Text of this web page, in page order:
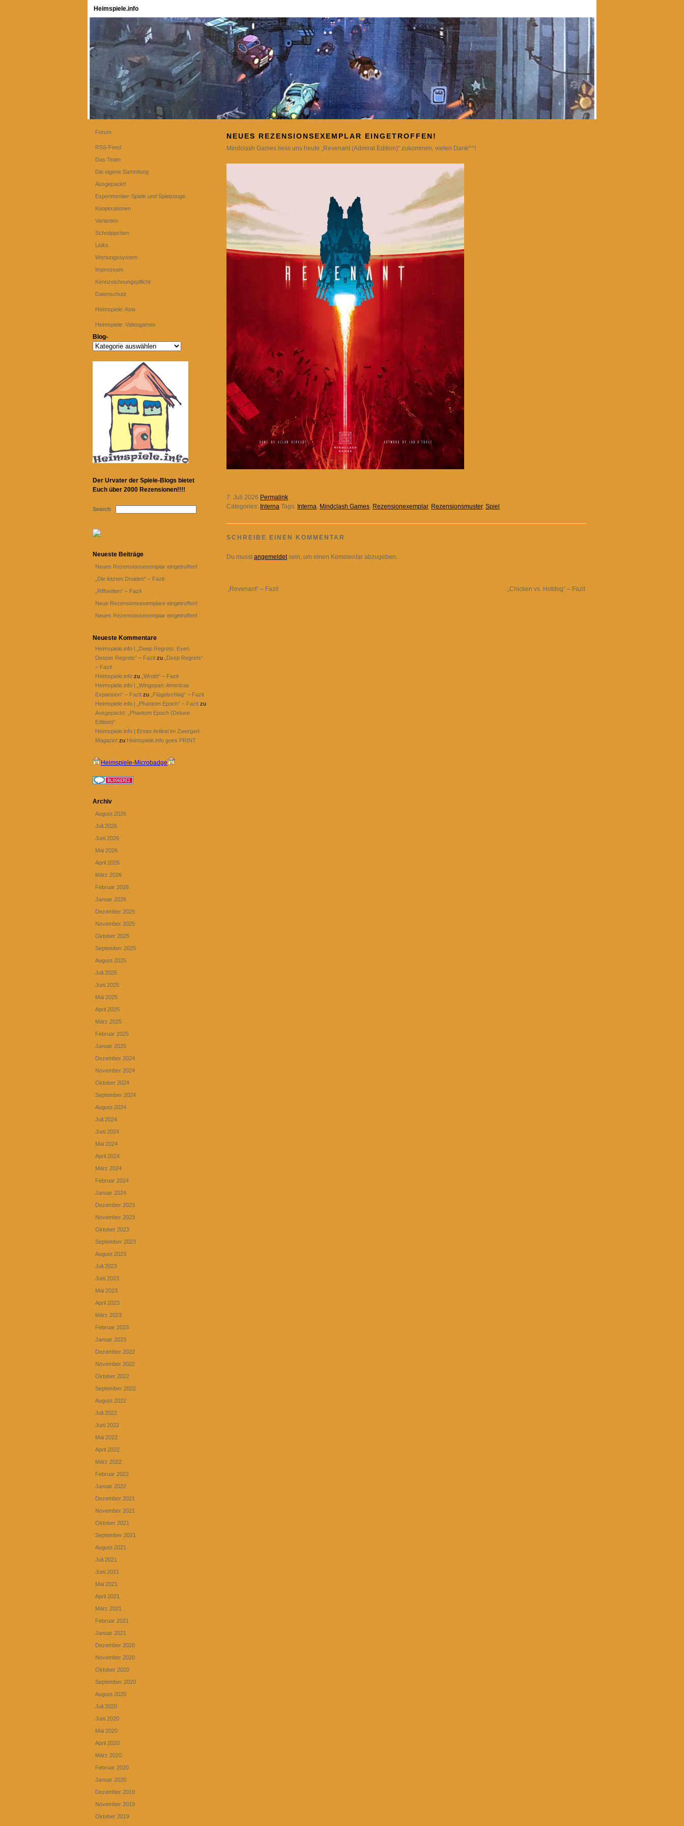
Heimspiele.info
NEUES REZENSIONSEXEMPLAR EINGETROFFEN!
Mindclash Games liess uns heute „Revenant (Admiral Edition)“ zukommen, vielen Dank^^!
7. Juli 2026 Permalink
Categories: Interna Tags: Interna, Mindclash Games, Rezensionexemplar, Rezensionsmuster, Spiel
SCHREIBE EINEN KOMMENTAR
Du musstangemeldetsein, um einen Kommentar abzugeben.
„Chicken vs. Hotdog“ – Fazit
„Revenant“ – Fazit
Forum
RSS-Feed
Das Team
Die eigene Sammlung
Ausgepackt!
Experimentier-Spiele und Spielzeuge
Kooperationen
Varianten
Schnäppchen
Links
Wertungssystem
Impressum
Kennzeichnungspflicht
Datenschutz
Heimspiele: Asia
Heimspiele: Videogames
Blog-
Blog-
Der Urvater der Spiele-Blogs bietet
Euch über 2000 Rezensionen!!!!
Search
Neueste Beiträge
Neues Rezensionsexemplar eingetroffen!
„Die letzten Droiden“ – Fazit
„Riffwelten“ – Fazit
Neue Rezensionsexemplare eingetroffen!
Neues Rezensionsexemplar eingetroffen!
Neueste Kommentare
Heimspiele.info | „Deep Regrets: Even
Deeper Regrets“ – Fazit zu
„Deep Regrets“
– Fazit
Heimspiele.info zu „Wroth“ – Fazit
Heimspiele.info | „Wingspan: Americas
Expansion“ – Fazit zu
„Flügelschlag“ – Fazit
Heimspiele.info | „Phantom Epoch“ – Fazit zu
Ausgepackt: „Phantom Epoch (Deluxe
Edition)“
Heimspiele.info | Erster Artikel im Zwergerl-
Magazin! zu Heimspiele.info goes PRINT
Heimspiele-Microbadge
Archiv
August 2026
Juli 2026
Juni 2026
Mai 2026
April 2026
März 2026
Februar 2026
Januar 2026
Dezember 2025
November 2025
Oktober 2025
September 2025
August 2025
Juli 2025
Juni 2025
Mai 2025
April 2025
März 2025
Februar 2025
Januar 2025
Dezember 2024
November 2024
Oktober 2024
September 2024
August 2024
Juli 2024
Juni 2024
Mai 2024
April 2024
März 2024
Februar 2024
Januar 2024
Dezember 2023
November 2023
Oktober 2023
September 2023
August 2023
Juli 2023
Juni 2023
Mai 2023
April 2023
März 2023
Februar 2023
Januar 2023
Dezember 2022
November 2022
Oktober 2022
September 2022
August 2022
Juli 2022
Juni 2022
Mai 2022
April 2022
März 2022
Februar 2022
Januar 2022
Dezember 2021
November 2021
Oktober 2021
September 2021
August 2021
Juli 2021
Juni 2021
Mai 2021
April 2021
März 2021
Februar 2021
Januar 2021
Dezember 2020
November 2020
Oktober 2020
September 2020
August 2020
Juli 2020
Juni 2020
Mai 2020
April 2020
März 2020
Februar 2020
Januar 2020
Dezember 2019
November 2019
Oktober 2019